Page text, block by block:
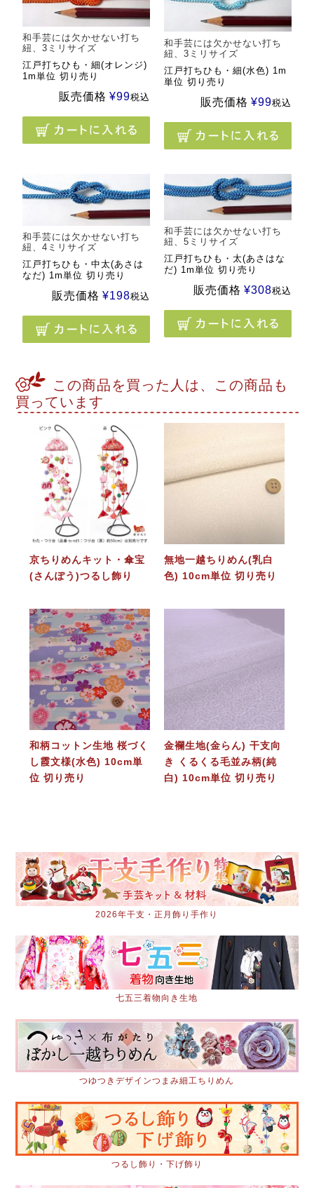
和手芸には欠かせない打ち
紐、3ミリサイズ
江戸打ちひも・細(オレンジ)
1m単位 切り売り
販売価格 ¥99税込
和手芸には欠かせない打ち
紐、3ミリサイズ
江戸打ちひも・細(水色) 1m
単位 切り売り
販売価格 ¥99税込
和手芸には欠かせない打ち
紐、4ミリサイズ
江戸打ちひも・中太(あさは
なだ) 1m単位 切り売り
販売価格 ¥198税込
和手芸には欠かせない打ち
紐、5ミリサイズ
江戸打ちひも・太(あさはな
だ) 1m単位 切り売り
販売価格 ¥308税込
この商品を買った人は、この商品も
買っています
京ちりめんキット・傘宝
(さんぽう)つるし飾り
無地一越ちりめん(乳白
色) 10cm単位 切り売り
和柄コットン生地 桜づく
し霞文様(水色) 10cm単
位 切り売り
金襴生地(金らん) 干支向
き くるくる毛並み柄(純
白) 10cm単位 切り売り
2026年干支・正月飾り手作り
七五三着物向き生地
つゆつきデザインつまみ細工ちりめん
つるし飾り・下げ飾り